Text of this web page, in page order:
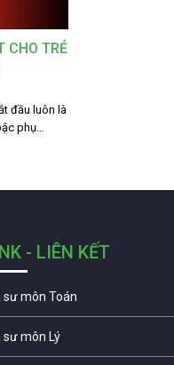
CHO TRẺ
đầu luôn là
phụ…
- LIÊN KẾT
sư môn Toán
sư môn Lý